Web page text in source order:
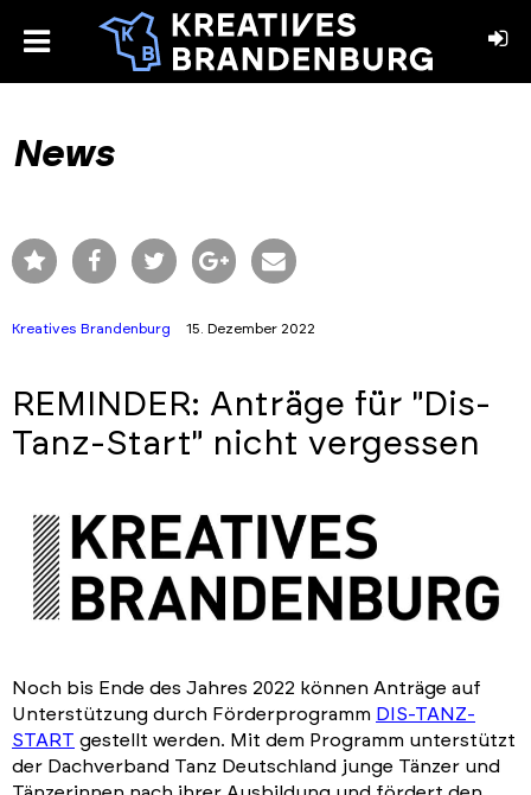
toggle
News
Kreatives Brandenburg 15. Dezember 2022
REMINDER: Anträge für "Dis-
Tanz-Start" nicht vergessen
Noch bis Ende des Jahres 2022 können Anträge auf
Unterstützung durch Förderprogramm DIS-TANZ-
START gestellt werden. Mit dem Programm unterstützt
der Dachverband Tanz Deutschland junge Tänzer und